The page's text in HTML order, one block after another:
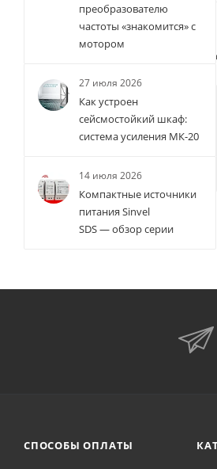
преобразователю
частоты «знакомится» с
мотором
27 июля 2026
Как устроен
сейсмостойкий шкаф:
система усиления МК-20
14 июля 2026
Компактные источники
питания Sinvel
SDS — обзор серии
СПОСОБЫ ОПЛАТЫ